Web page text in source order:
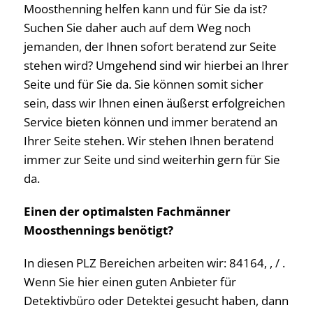
Moosthenning helfen kann und für Sie da ist?
Suchen Sie daher auch auf dem Weg noch
jemanden, der Ihnen sofort beratend zur Seite
stehen wird? Umgehend sind wir hierbei an Ihrer
Seite und für Sie da. Sie können somit sicher
sein, dass wir Ihnen einen äußerst erfolgreichen
Service bieten können und immer beratend an
Ihrer Seite stehen. Wir stehen Ihnen beratend
immer zur Seite und sind weiterhin gern für Sie
da.
Einen der optimalsten Fachmänner
Moosthennings benötigt?
In diesen PLZ Bereichen arbeiten wir: 84164, , / .
Wenn Sie hier einen guten Anbieter für
Detektivbüro oder Detektei gesucht haben, dann